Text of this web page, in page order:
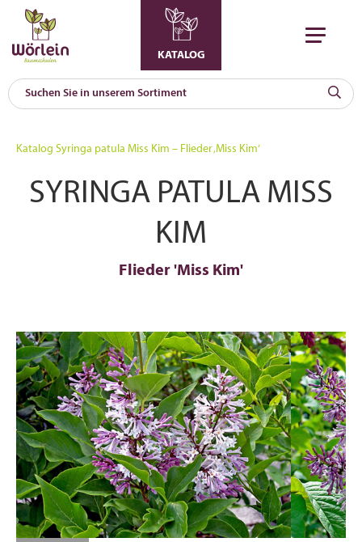
KATALOG
Katalog Syringa patula Miss Kim – Flieder ‚Miss Kim‘
SYRINGA PATULA MISS
KIM
Flieder 'Miss Kim'